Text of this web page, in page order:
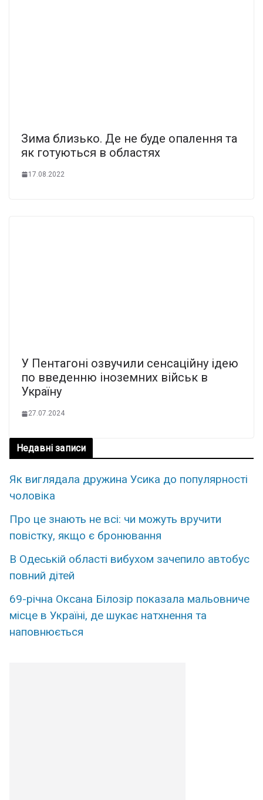
Зима близько. Де не буде опалення та
як готуються в областях
17.08.2022
У Пентагоні озвучили сенсаційну ідею
по введенню іноземних військ в
Україну
27.07.2024
Недавні записи
Як виглядала дружина Усика до популярності
чоловіка
Про це знають не всі: чи можуть вручити
повістку, якщо є бронювання
В Одеській області вибухом зачепило автобус
повний дітей
69-річна Оксана Білозір показала мальовниче
місце в Україні, де шукає натхнення та
наповнюється